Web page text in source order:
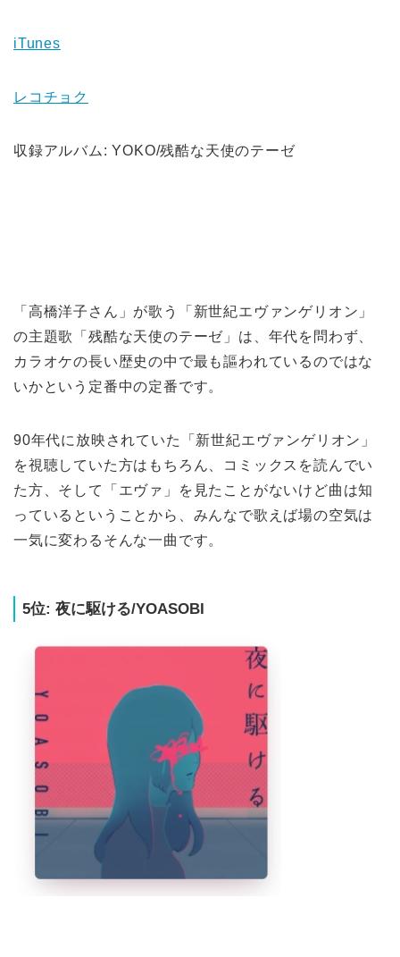
iTunes
レコチョク
収録アルバム: YOKO/残酷な天使のテーゼ
「高橋洋子さん」が歌う「新世紀エヴァンゲリオン」
の主題歌「残酷な天使のテーゼ」は、年代を問わず、
カラオケの長い歴史の中で最も謳われているのではな
いかという定番中の定番です。
90年代に放映されていた「新世紀エヴァンゲリオン」
を視聴していた方はもちろん、コミックスを読んでい
た方、そして「エヴァ」を見たことがないけど曲は知
っているということから、みんなで歌えば場の空気は
一気に変わるそんな一曲です。
5位: 夜に駆ける/YOASOBI